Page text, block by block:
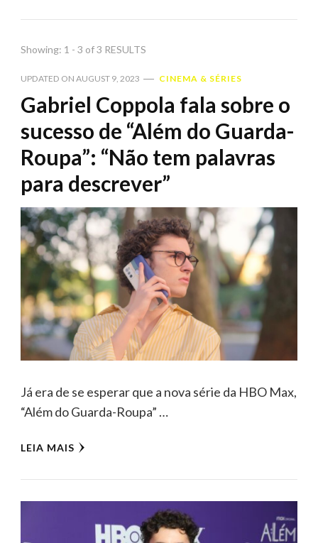
Showing: 1 - 3 of 3 RESULTS
UPDATED ON AUGUST 9, 2023 CINEMA & SÉRIES
Gabriel Coppola fala sobre o
sucesso de “Além do Guarda-
Roupa”: “Não tem palavras
para descrever”
Já era de se esperar que a nova série da HBO Max,
“Além do Guarda-Roupa” …
LEIA MAIS